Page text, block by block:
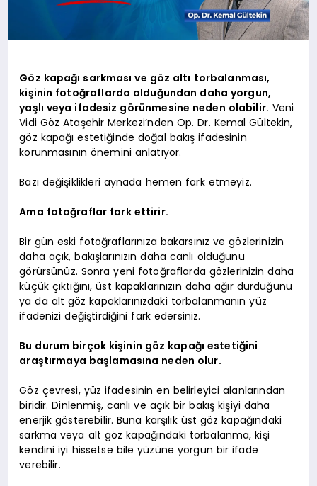
Göz kapağı sarkması ve göz altı torbalanması,
kişinin fotoğraflarda olduğundan daha yorgun,
yaşlı veya ifadesiz görünmesine neden olabilir. Veni
Vidi Göz Ataşehir Merkezi’nden Op. Dr. Kemal Gültekin,
göz kapağı estetiğinde doğal bakış ifadesinin
korunmasının önemini anlatıyor.
Bazı değişiklikleri aynada hemen fark etmeyiz.
Ama fotoğraflar fark ettirir.
Bir gün eski fotoğraflarınıza bakarsınız ve gözlerinizin
daha açık, bakışlarınızın daha canlı olduğunu
görürsünüz. Sonra yeni fotoğraflarda gözlerinizin daha
küçük çıktığını, üst kapaklarınızın daha ağır durduğunu
ya da alt göz kapaklarınızdaki torbalanmanın yüz
ifadenizi değiştirdiğini fark edersiniz.
Bu durum birçok kişinin göz kapağı estetiğini
araştırmaya başlamasına neden olur.
Göz çevresi, yüz ifadesinin en belirleyici alanlarından
biridir. Dinlenmiş, canlı ve açık bir bakış kişiyi daha
enerjik gösterebilir. Buna karşılık üst göz kapağındaki
sarkma veya alt göz kapağındaki torbalanma, kişi
kendini iyi hissetse bile yüzüne yorgun bir ifade
verebilir.